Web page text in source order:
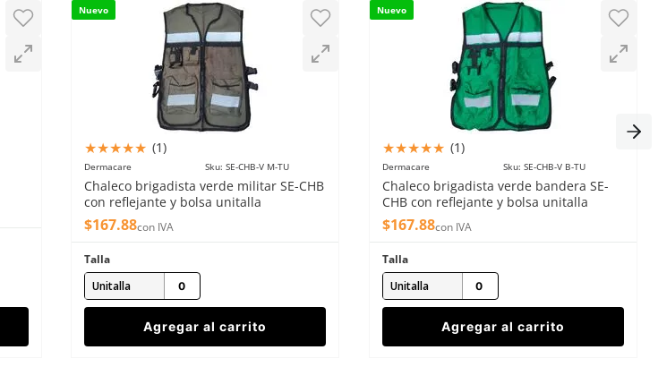
Nuevo
★★★★★ (1)
Dermacare Sku: SE-CHB-V M-TU
Chaleco brigadista verde militar SE-CHB
con reflejante y bolsa unitalla
$167.88con IVA
Talla
Unitalla
Agregar al carrito
Nuevo
★★★★★ (1)
Dermacare Sku: SE-CHB-V B-TU
Chaleco brigadista verde bandera SE-
CHB con reflejante y bolsa unitalla
$167.88con IVA
Talla
Unitalla
Agregar al carrito